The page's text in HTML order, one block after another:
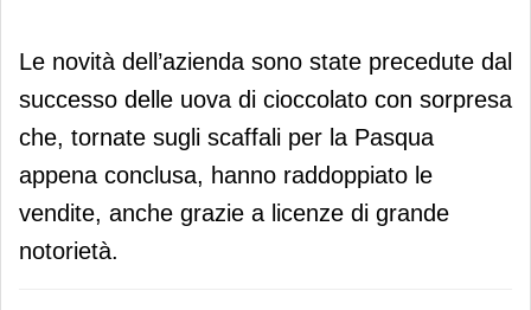
Le novità dell’azienda sono state precedute dal
successo delle uova di cioccolato con sorpresa
che, tornate sugli scaffali per la Pasqua
appena conclusa, hanno raddoppiato le
vendite, anche grazie a licenze di grande
notorietà.